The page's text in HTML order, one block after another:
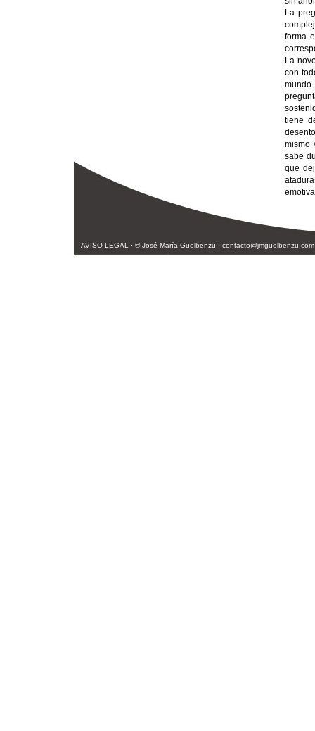
La
forma
La
con
tiene
mismo
sabe
que
AVISO LEGAL · © José María Guelbenzu · contacto@jmguelbenzu.com